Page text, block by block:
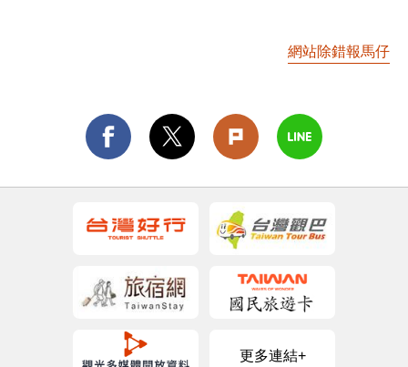
網站除錯報馬仔
更多連結+